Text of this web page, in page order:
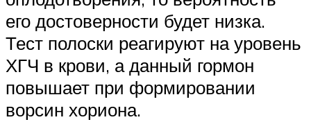
его достоверности будет низка.
Тест полоски реагируют на уровень
ХГЧ в крови, а данный гормон
повышает при формировании
ворсин хориона.